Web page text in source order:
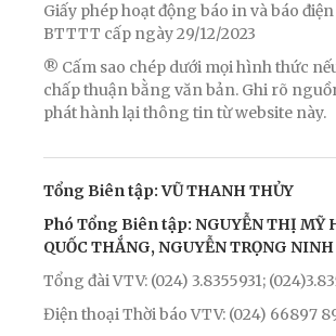
Giấy phép hoạt động báo in và báo
BTTTT cấp ngày 29/12/2023
® Cấm sao chép dưới mọi hình thức
chấp thuận bằng văn bản. Ghi rõ
phát hành lại thông tin từ website này.
Tổng Biên tập: VŨ THANH THỦY
Phó Tổng Biên tập: NGUYỄN THỊ MỸ
QUỐC THẮNG, NGUYỄN TRỌNG NINH
Tổng đài VTV: (024) 3.8355931;
Điện thoại Thời báo VTV: (024) 66897